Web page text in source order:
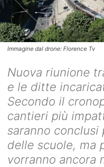
Immagine dal drone: Florence Tv
Nuova riunione
e le ditte
Secondo il
cantieri più
saranno
delle scuole, ma
vorranno ancora